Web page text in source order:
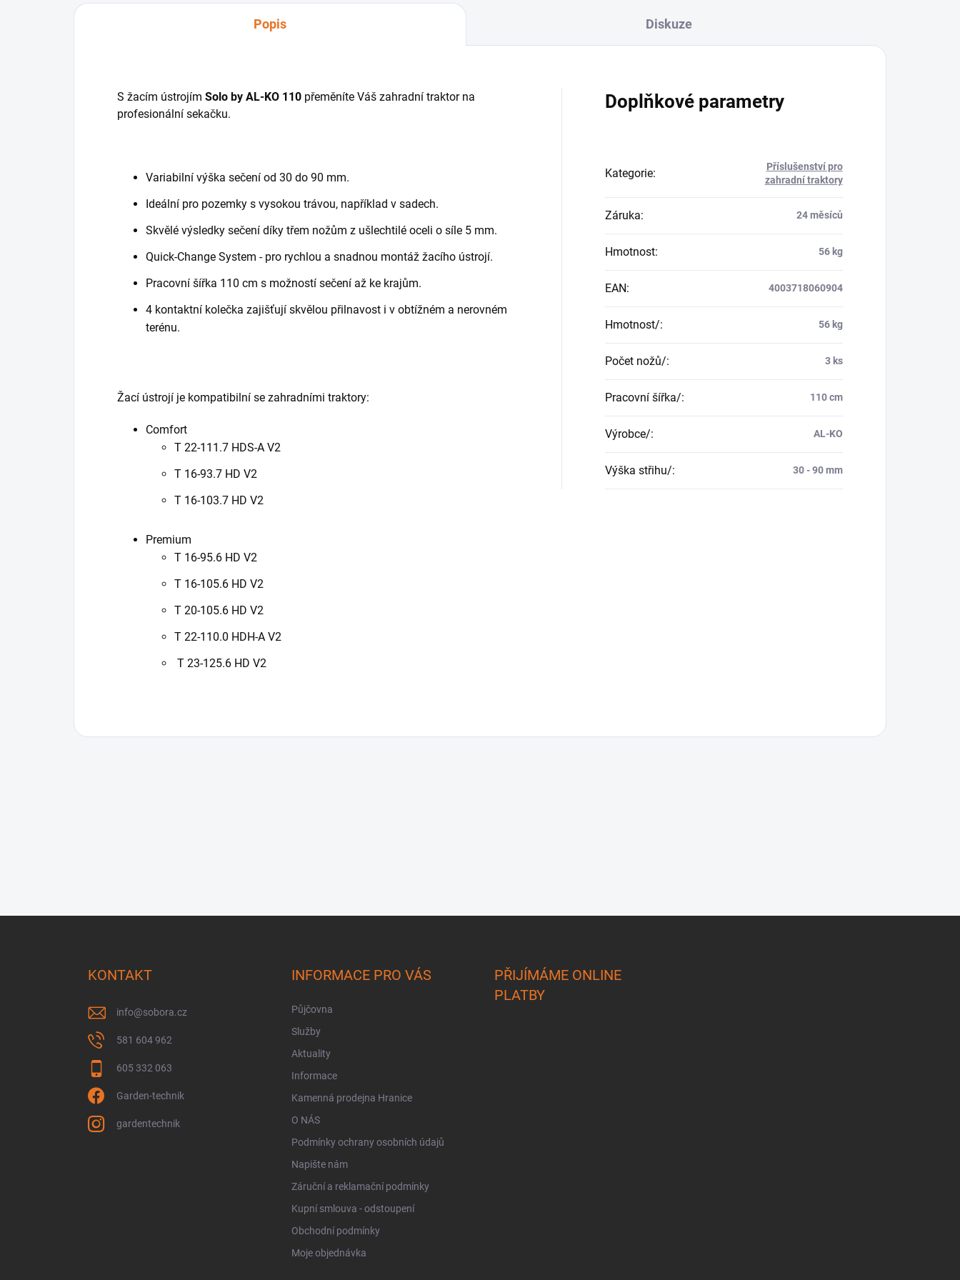
Popis Diskuze
S žacím ústrojím Solo by AL-KO 110 přeměníte Váš zahradní traktor na
profesionální sekačku.
Variabilní výška sečení od 30 do 90 mm.
Ideální pro pozemky s vysokou trávou, například v sadech.
Skvělé výsledky sečení díky třem nožům z ušlechtilé oceli o síle 5 mm.
Quick-Change System - pro rychlou a snadnou montáž žacího ústrojí.
Pracovní šířka 110 cm s možností sečení až ke krajům.
4 kontaktní kolečka zajišťují skvělou přilnavost i v obtížném a nerovném
terénu.
Žací ústrojí je kompatibilní se zahradními traktory:
Comfort
T 22-111.7 HDS-A V2
T 16-93.7 HD V2
T 16-103.7 HD V2
Premium
T 16-95.6 HD V2
T 16-105.6 HD V2
T 20-105.6 HD V2
T 22-110.0 HDH-A V2
T 23-125.6 HD V2
Doplňkové parametry
Kategorie:
Příslušenství pro
zahradní traktory
Záruka: 24 měsíců
Hmotnost: 56 kg
EAN: 4003718060904
Hmotnost/: 56 kg
Počet nožů/: 3 ks
Pracovní šířka/: 110 cm
Výrobce/: AL-KO
Výška střihu/: 30 - 90 mm
KONTAKT
info@sobora.cz
581 604 962
605 332 063
Garden-technik
gardentechnik
INFORMACE PRO VÁS
Půjčovna
Služby
Aktuality
Informace
Kamenná prodejna Hranice
O NÁS
Podmínky ochrany osobních údajů
Napište nám
Záruční a reklamační podmínky
Kupní smlouva - odstoupení
Obchodní podmínky
Moje objednávka
PŘIJÍMÁME ONLINE
PLATBY